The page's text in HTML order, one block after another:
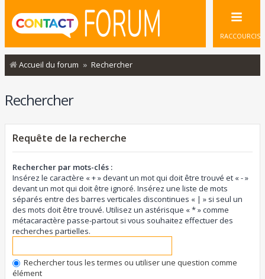
RACCOURCIS
Accueil du forum Rechercher
Rechercher
Requête de la recherche
Rechercher par mots-clés :
Insérez le caractère « + » devant un mot qui doit être trouvé et « - »
devant un mot qui doit être ignoré. Insérez une liste de mots
séparés entre des barres verticales discontinues « | » si seul un
des mots doit être trouvé. Utilisez un astérisque « * » comme
métacaractère passe-partout si vous souhaitez effectuer des
recherches partielles.
Rechercher tous les termes ou utiliser une question comme
élément